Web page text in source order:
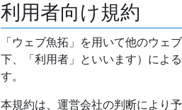
利用者向け規約
「ウェブ魚拓」を用いて他のウェ
下、「利用者」といいます）によ
す。
本規約は、運営会社の判断により